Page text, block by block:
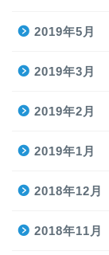
2019年5月
2019年3月
2019年2月
2019年1月
2018年12月
2018年11月